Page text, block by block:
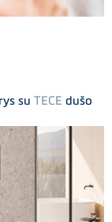
su TECE dušo